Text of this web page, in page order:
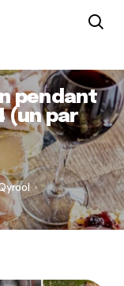
pendant
(un par